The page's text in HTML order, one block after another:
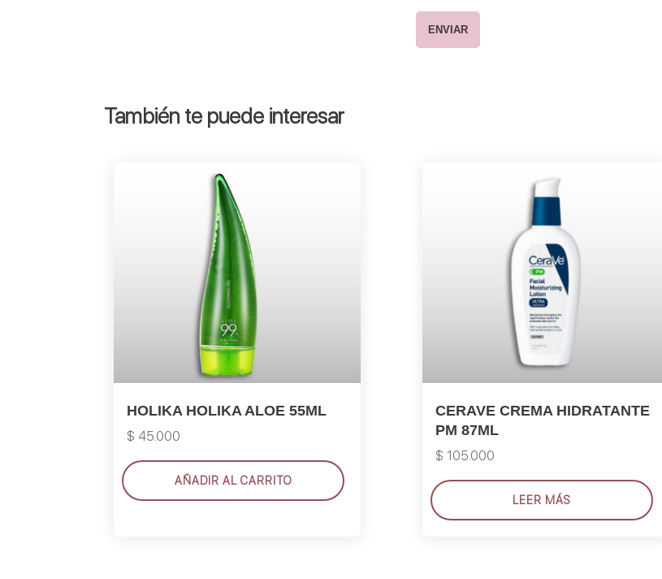
También te puede interesar
HOLIKA HOLIKA ALOE 55ML
$ 45.000
AÑADIR AL CARRITO
CERAVE CREMA HIDRATANTE
PM 87ML
$ 105.000
LEER MÁS